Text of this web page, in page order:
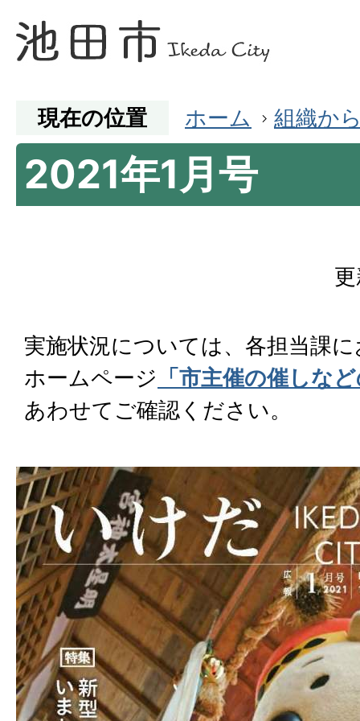
現在の位置 ホーム 組織か
2021年1月号
実施状況については、各担当課
ホームページ 「市主催の催しな
あわせてご確認ください。